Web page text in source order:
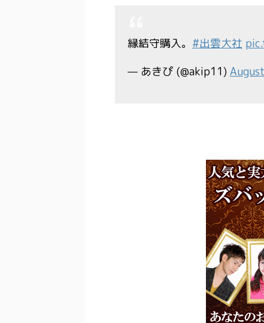
縁結守購入。 #出雲大社
— あきぴ (@akip11)